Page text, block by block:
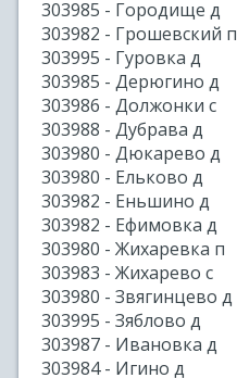
303985 - Городище д
303982 - Грошевский п
303995 - Гуровка д
303985 - Дерюгино д
303986 - Должонки с
303988 - Дубрава д
303980 - Дюкарево д
303980 - Ельково д
303982 - Еньшино д
303982 - Ефимовка д
303980 - Жихаревка п
303983 - Жихарево с
303980 - Звягинцево д
303995 - Зяблово д
303987 - Ивановка д
303984 - Игино д